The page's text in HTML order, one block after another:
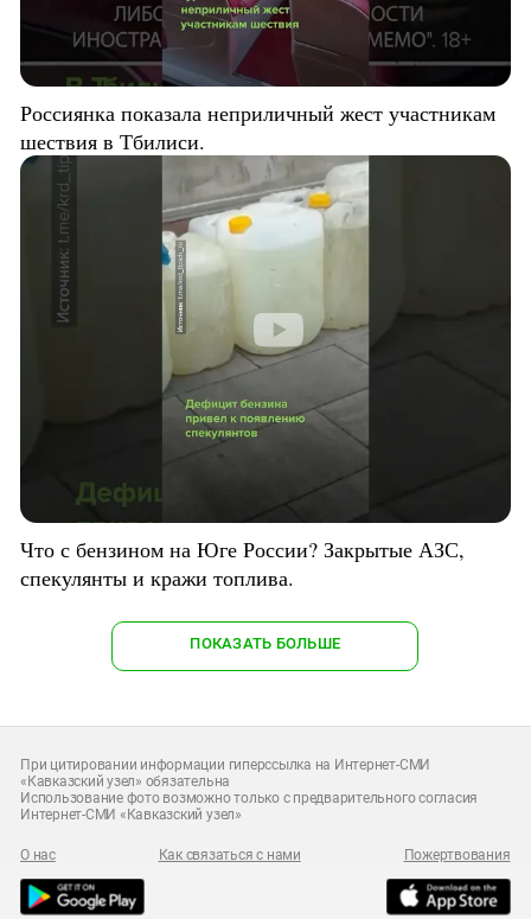
Россиянка показала неприличный жест участникам
шествия в Тбилиси.
Что с бензином на Юге России? Закрытые АЗС,
спекулянты и кражи топлива.
ПОКАЗАТЬ БОЛЬШЕ
При цитировании информации гиперссылка на Интернет-СМИ
«Кавказский узел» обязательна
Использование фото возможно только с предварительного согласия
Интернет-СМИ «Кавказский узел»
О нас Как связаться с нами Пожертвования